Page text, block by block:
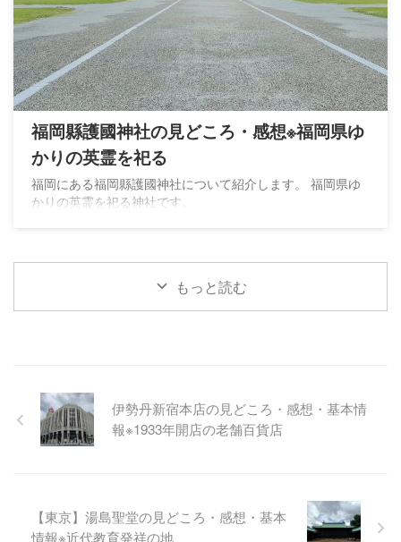
福岡縣護國神社の見どころ・感想※福岡県ゆ
かりの英霊を祀る
福岡にある福岡縣護國神社について紹介します。 福岡県ゆ
かりの英霊を祀る神社です。
もっと読む
伊勢丹新宿本店の見どころ・感想・基本情
報※1933年開店の老舗百貨店
【東京】湯島聖堂の見どころ・感想・基本
情報※近代教育発祥の地